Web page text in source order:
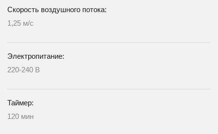
Скорость воздушного потока:
1,25 м/с
Электропитание:
220-240 В
Таймер:
120 мин